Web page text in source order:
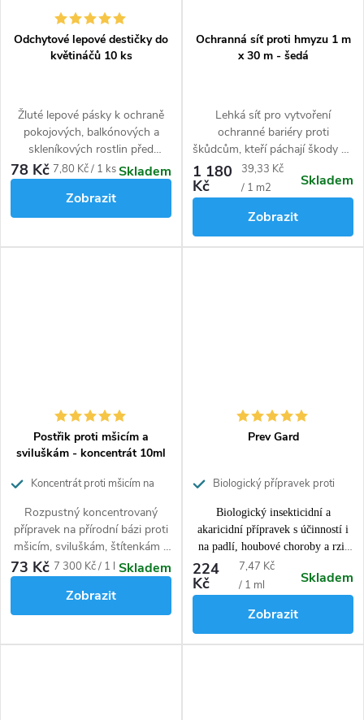
Odchytové lepové destičky do
květináčů 10 ks
Žluté lepové pásky k ochraně
pokojových, balkónových a
skleníkových rostlin před
smutnicemi, molicemi,
sviluškami, třásněnkami a jiným
škodlivým hmyzem.
78 Kč Měrná
7,80 Kč / 1 ksSkladem
Zobrazit
Ochranná síť proti hmyzu 1 m
x 30 m - šedá
Lehká síť pro vytvoření
ochranné bariéry proti
škůdcům, kteří páchají škody na
zelenině, ovoci a jiných
rostlinách. Možno používat
celoročně, zavlažování rostlin
lze snadno přes síť.
1 180
Kč
Měrná
cena:
39,33 Kč
/ 1 m2
Skladem
Zobrazit
Postřik proti mšicím a
sviluškám - koncentrát 10ml
Koncentrát proti mšicím na
Rozpustný koncentrovaný
přípravek na přírodní bázi proti
mšicím, sviluškám, štítenkám a
puklicím.
73 Kč Měrná
7 300 Kč / 1 l Skladem
Zobrazit
Prev Gard
Biologický přípravek proti
Biologický insekticidní a
akaricidní přípravek s účinností i
na padlí, houbové choroby a rzi.
Pomerančová silice obsažená v
produktu účinkuje taktéž na
celou řadu škůdců(molice,
mšice, červce, puklice, svilušky,
smutnice, třásněnky aj. v různých
stádiích vývoje, včetně dospělců).
224
Kč
Měrná
cena:
7,47 Kč
/ 1 ml
Skladem
Zobrazit